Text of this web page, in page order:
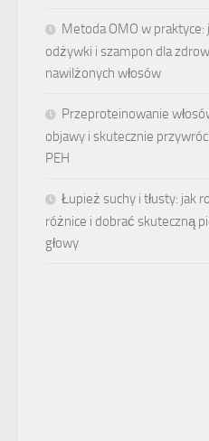
Metoda OMO w praktyce:
odżywki i szampon dla
nawilżonych włosów
Przeproteinowanie
objawy i skutecznie
PEH
Łupież suchy i tłusty: jak
różnice i dobrać skuteczną
głowy